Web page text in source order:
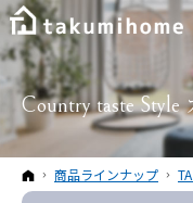
Country taste
ホーム
商品ラインナップ